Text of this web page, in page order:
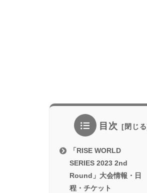
目次
「RISE WORLD
SERIES 2023 2nd
Round」大会情報・日
程・チケット